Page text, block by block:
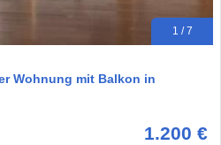
1 / 7
Wohnung mit Balkon in
1.200 €